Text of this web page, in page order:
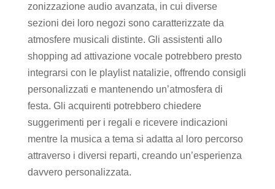
zonizzazione audio avanzata, in cui diverse
sezioni dei loro negozi sono caratterizzate da
atmosfere musicali distinte. Gli assistenti allo
shopping ad attivazione vocale potrebbero presto
integrarsi con le playlist natalizie, offrendo consigli
personalizzati e mantenendo un’atmosfera di
festa. Gli acquirenti potrebbero chiedere
suggerimenti per i regali e ricevere indicazioni
mentre la musica a tema si adatta al loro percorso
attraverso i diversi reparti, creando un’esperienza
davvero personalizzata.